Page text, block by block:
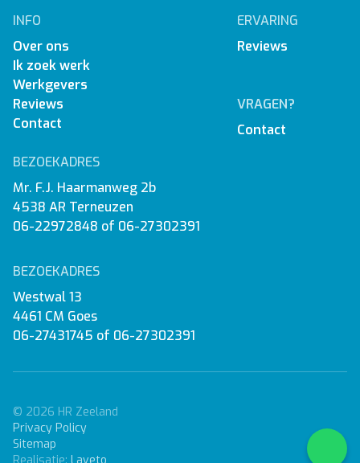
INFO
Over ons
Ik zoek werk
Werkgevers
Reviews
Contact
ERVARING
Reviews
VRAGEN?
Contact
BEZOEKADRES
Mr. F.J. Haarmanweg 2b
4538 AR Terneuzen
06-22972848 of 06-27302391
BEZOEKADRES
Westwal 13
4461 CM Goes
06-27431745 of 06-27302391
© 2026 HR Zeeland
Privacy Policy
Sitemap